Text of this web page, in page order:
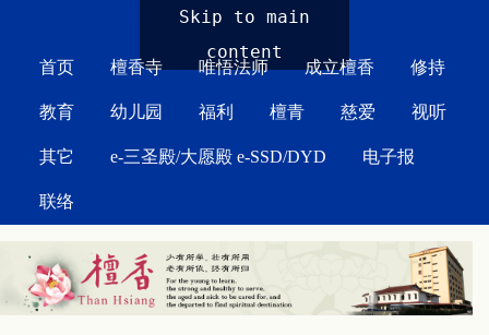
Skip to main
content
首页 檀香寺 唯悟法师 成立檀香 修持
教育 幼儿园 福利 檀青 慈爱 视听
其它 e-三圣殿/大愿殿 e-SSD/DYD 电子报
联络